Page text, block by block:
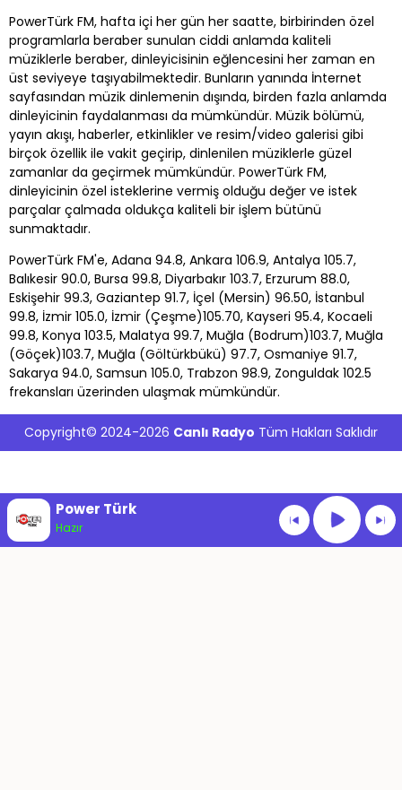
PowerTürk FM, hafta içi her gün her saatte, birbirinden özel
programlarla beraber sunulan ciddi anlamda kaliteli
müziklerle beraber, dinleyicisinin eğlencesini her zaman en
üst seviyeye taşıyabilmektedir. Bunların yanında İnternet
sayfasından müzik dinlemenin dışında, birden fazla anlamda
dinleyicinin faydalanması da mümkündür. Müzik bölümü,
yayın akışı, haberler, etkinlikler ve resim/video galerisi gibi
birçok özellik ile vakit geçirip, dinlenilen müziklerle güzel
zamanlar da geçirmek mümkündür. PowerTürk FM,
dinleyicinin özel isteklerine vermiş olduğu değer ve istek
parçalar çalmada oldukça kaliteli bir işlem bütünü
sunmaktadır.
PowerTürk FM'e, Adana 94.8, Ankara 106.9, Antalya 105.7,
Balıkesir 90.0, Bursa 99.8, Diyarbakır 103.7, Erzurum 88.0,
Eskişehir 99.3, Gaziantep 91.7, İçel (Mersin) 96.50, İstanbul
99.8, İzmir 105.0, İzmir (Çeşme)105.70, Kayseri 95.4, Kocaeli
99.8, Konya 103.5, Malatya 99.7, Muğla (Bodrum)103.7, Muğla
(Göçek)103.7, Muğla (Göltürkbükü) 97.7, Osmaniye 91.7,
Sakarya 94.0, Samsun 105.0, Trabzon 98.9, Zonguldak 102.5
frekansları üzerinden ulaşmak mümkündür.
Copyright© 2024-2026 Canlı Radyo Tüm Hakları Saklıdır